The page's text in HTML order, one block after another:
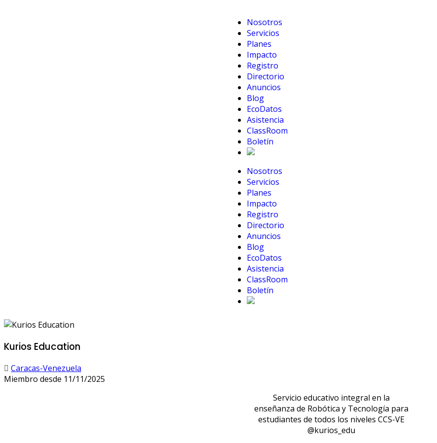
Nosotros
Servicios
Planes
Impacto
Registro
Directorio
Anuncios
Blog
EcoDatos
Asistencia
ClassRoom
Boletín
Nosotros
Servicios
Planes
Impacto
Registro
Directorio
Anuncios
Blog
EcoDatos
Asistencia
ClassRoom
Boletín
Kurios Education
Caracas-Venezuela
Miembro desde 11/11/2025
Servicio educativo integral en la
enseñanza de Robótica y Tecnología para
estudiantes de todos los niveles CCS-VE
@kurios_edu